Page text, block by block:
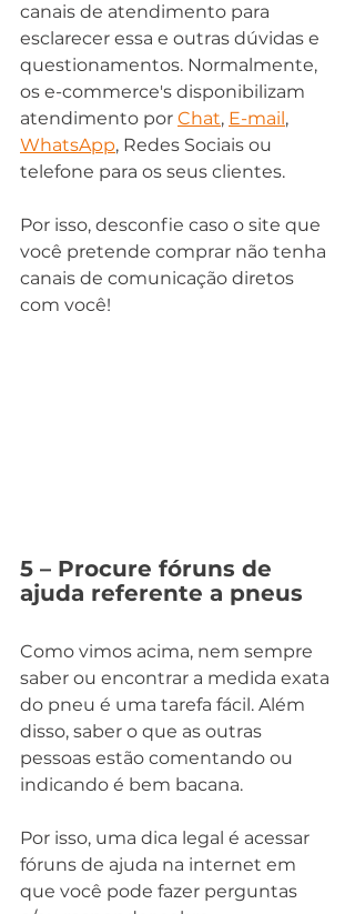
canais de atendimento para
esclarecer essa e outras dúvidas e
questionamentos. Normalmente,
os e-commerce's disponibilizam
atendimento por Chat, E-mail ,
WhatsApp, Redes Sociais ou
telefone para os seus clientes.
Por isso, desconfie caso o site que
você pretende comprar não tenha
canais de comunicação diretos
com você!
5 – Procure fóruns de
ajuda referente a pneus
Como vimos acima, nem sempre
saber ou encontrar a medida exata
do pneu é uma tarefa fácil. Além
disso, saber o que as outras
pessoas estão comentando ou
indicando é bem bacana.
Por isso, uma dica legal é acessar
fóruns de ajuda na internet em
que você pode fazer perguntas